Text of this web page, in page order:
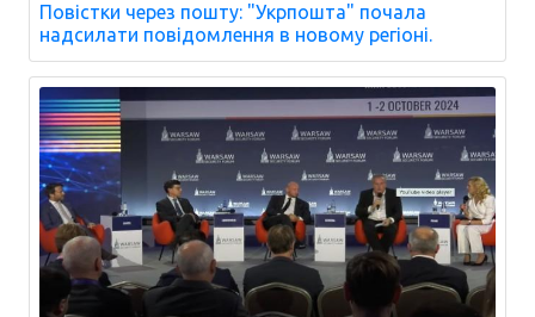
Повістки через пошту: "Укрпошта" почала
надсилати повідомлення в новому регіоні.